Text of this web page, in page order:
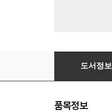
온갖 근심
도서정보
품목정보